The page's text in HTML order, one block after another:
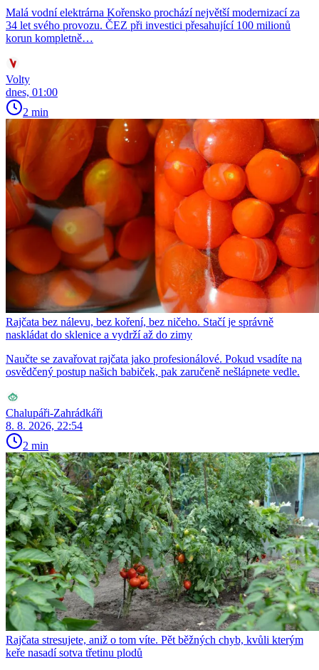
Malá vodní elektrárna Kořensko prochází největší modernizací za
34 let svého provozu. ČEZ při investici přesahující 100 milionů
korun kompletně…
Volty
dnes, 01:00
2 min
Rajčata bez nálevu, bez koření, bez ničeho. Stačí je správně
naskládat do sklenice a vydrží až do zimy
Naučte se zavařovat rajčata jako profesionálové. Pokud vsadíte na
osvědčený postup našich babiček, pak zaručeně nešlápnete vedle.
Chalupáři-Zahrádkáři
8. 8. 2026, 22:54
2 min
Rajčata stresujete, aniž o tom víte. Pět běžných chyb, kvůli kterým
keře nasadí sotva třetinu plodů